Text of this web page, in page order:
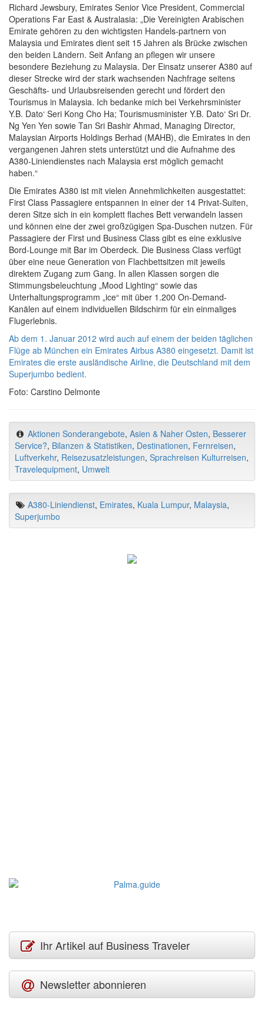
Richard Jewsbury, Emirates Senior Vice President, Commercial
Operations Far East & Australasia: „Die Vereinigten Arabischen
Emirate gehören zu den wichtigsten Handels-partnern von
Malaysia und Emirates dient seit 15 Jahren als Brücke zwischen
den beiden Ländern. Seit Anfang an pflegen wir unsere
besondere Beziehung zu Malaysia. Der Einsatz unserer A380 auf
dieser Strecke wird der stark wachsenden Nachfrage seitens
Geschäfts- und Urlaubsreisenden gerecht und fördert den
Tourismus in Malaysia. Ich bedanke mich bei Verkehrsminister
Y.B. Dato‘ Seri Kong Cho Ha; Tourismusminister Y.B. Dato‘ Sri Dr.
Ng Yen Yen sowie Tan Sri Bashir Ahmad, Managing Director,
Malaysian Airports Holdings Berhad (MAHB), die Emirates in den
vergangenen Jahren stets unterstützt und die Aufnahme des
A380-Liniendienstes nach Malaysia erst möglich gemacht
haben.“
Die Emirates A380 ist mit vielen Annehmlichkeiten ausgestattet:
First Class Passagiere entspannen in einer der 14 Privat-Suiten,
deren Sitze sich in ein komplett flaches Bett verwandeln lassen
und können eine der zwei großzügigen Spa-Duschen nutzen. Für
Passagiere der First und Business Class gibt es eine exklusive
Bord-Lounge mit Bar im Oberdeck. Die Business Class verfügt
über eine neue Generation von Flachbettsitzen mit jeweils
direktem Zugang zum Gang. In allen Klassen sorgen die
Stimmungsbeleuchtung „Mood Lighting“ sowie das
Unterhaltungsprogramm „ice“ mit über 1.200 On-Demand-
Kanälen auf einem individuellen Bildschirm für ein einmaliges
Flugerlebnis.
Ab dem 1. Januar 2012 wird auch auf einem der beiden täglichen
Flüge ab München ein Emirates Airbus A380 eingesetzt. Damit ist
Emirates die erste ausländische Airline, die Deutschland mit dem
Superjumbo bedient.
Foto: Carstino Delmonte
Aktionen Sonderangebote, Asien & Naher Osten, Besserer
Service?, Bilanzen & Statistiken, Destinationen, Fernreisen,
Luftverkehr, Reisezusatzleistungen, Sprachreisen Kulturreisen,
Travelequipment, Umwelt
A380-Liniendienst, Emirates, Kuala Lumpur, Malaysia,
Superjumbo
Ihr Artikel auf Business Traveler
Newsletter abonnieren